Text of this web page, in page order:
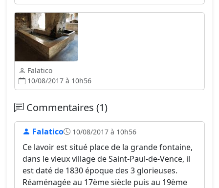
Falatico
10/08/2017 à 10h56
Commentaires (1)
Falatico 10/08/2017 à 10h56
Ce lavoir est situé place de la grande fontaine,
dans le vieux village de Saint-Paul-de-Vence, il
est daté de 1830 époque des 3 glorieuses.
Réaménagée au 17ème siècle puis au 19ème